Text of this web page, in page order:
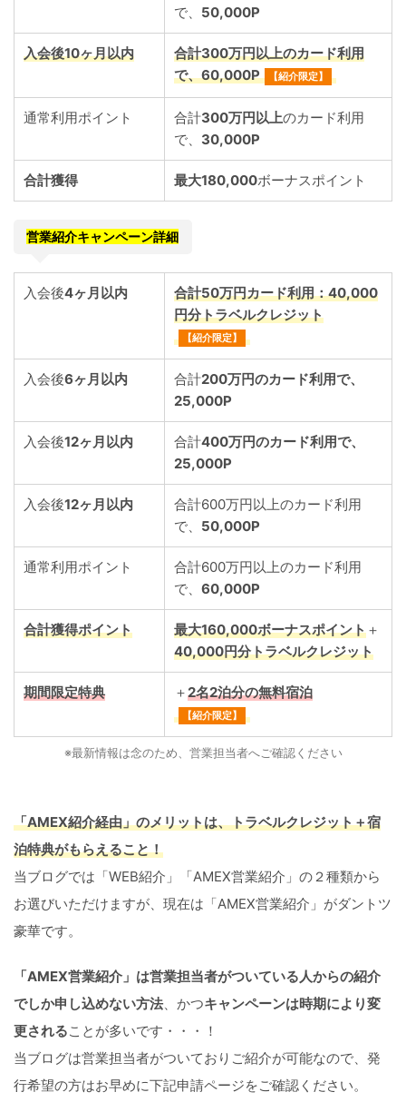
で、 50,000P
入会後10ヶ月以内 合計300万円以上のカード利用
で、60,000P 【紹介限定】
通常利用ポイント 合計300万円以上のカード利用
で、 30,000P
合計獲得 最大180,000ボーナスポイント
営業紹介キャンペーン詳細
入会後4ヶ月以内 合計50万円カード利用：40,000
円分トラベルクレジット
【紹介限定】
入会後6ヶ月以内 合計200万円のカード利用で、
25,000P
入会後12ヶ月以内 合計400万円のカード利用で、
25,000P
入会後12ヶ月以内
合計600万円以上のカード利用
で、 50,000P
通常利用ポイント
合計600万円以上のカード利用
で、 60,000P
合計獲得ポイント 最大160,000ボーナスポイント＋
40,000円分トラベルクレジット
期間限定特典 ＋2名2泊分の無料宿泊
【紹介限定】
※最新情報は念のため、営業担当者へご確認ください
「AMEX紹介経由」のメリットは、トラベルクレジット＋宿
泊特典がもらえること！
当ブログでは「WEB紹介」「AMEX営業紹介」の２種類から
お選びいただけますが、現在は「AMEX営業紹介」がダントツ
豪華です。
「AMEX営業紹介」は営業担当者がついている人からの紹介
でしか申し込めない方法、かつキャンペーンは時期により変
更されることが多いです・・・！
当ブログは営業担当者がついておりご紹介が可能なので、発
行希望の方はお早めに下記申請ページをご確認ください。